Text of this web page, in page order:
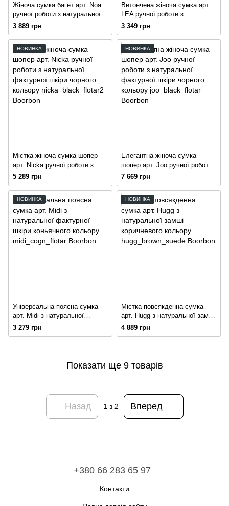
Жіноча сумка багет арт. Noa
ручної роботи з натуральної
шкіри чорного кольору
3 889 грн
Витончена жіноча сумка арт.
LEA ручної роботи з
натуральної замші коньячного
3 349 грн
НОВИНКА
Містка жіноча сумка шопер
арт. Nicka ручної роботи з
натуральної фактурної шкіри
5 289 грн
НОВИНКА
Елегантна жіноча сумка
шопер арт. Joo ручної роботи
з натуральної фактурної
7 669 грн
НОВИНКА
Універсальна поясна сумка
арт. Midi з натуральної
фактурної шкіри коньячного
3 279 грн
НОВИНКА
Містка повсякденна сумка
арт. Hugg з натуральної замші
коричневого кольору
4 889 грн
Показати ще 9 товарів
Назад 1з 2 Вперед
+380 66 283 65 97
Контакти